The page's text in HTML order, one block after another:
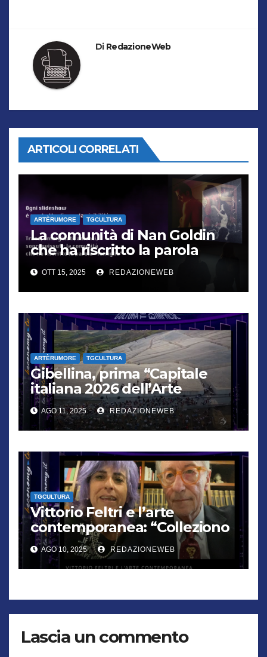
Di RedazioneWeb
ARTICOLI CORRELATI
ARTÈRUMORE TGCULTURA
La comunità di Nan Goldin
che ha riscritto la parola
“famiglia”
OTT 15, 2025 REDAZIONEWEB
ARTÈRUMORE TGCULTURA
Gibellina, prima “Capitale
italiana 2026 dell’Arte
contemporanea”
AGO 11, 2025 REDAZIONEWEB
TGCULTURA
Vittorio Feltri e l’arte
contemporanea: “Colleziono
De Chirico. Cattelan? Un
genio”
AGO 10, 2025 REDAZIONEWEB
Lascia un commento